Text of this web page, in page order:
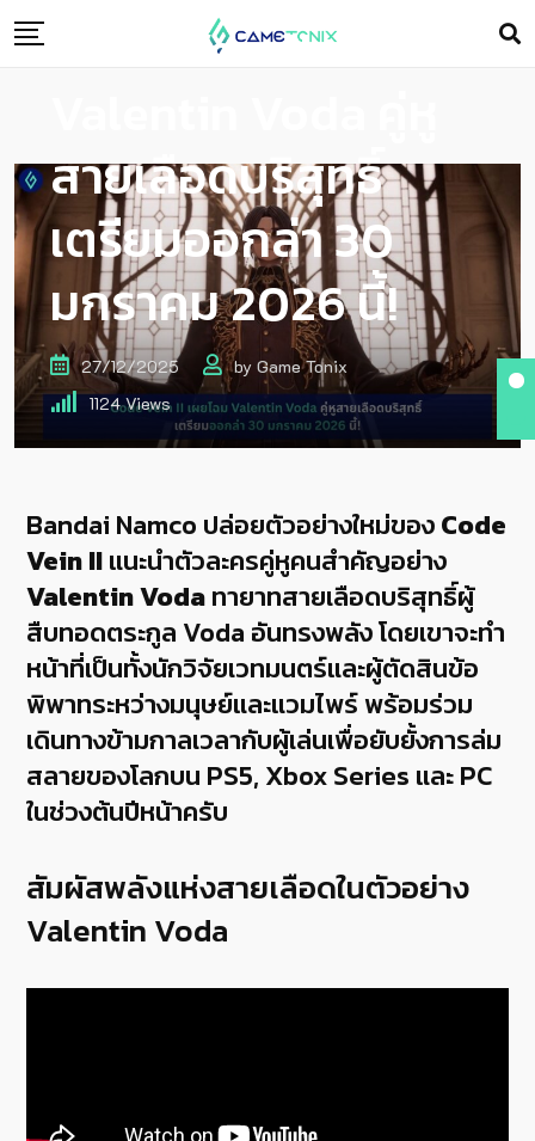
Code Vein II เผยโฉม
สายเลือดบริสุทธิ์
เตรียมออกล่า 30
มกราคม 2026 นี้!
27/12/2025 by Game Tonix
1124Views
Bandai Namco ปล่อยตัวอย่างใหม่ของCode
Vein IIแนะนำตัวละครคู่หูคนสำคัญอย่าง
Valentin Vodaทายาทสายเลือดบริสุทธิ์ผู้
สืบทอดตระกูล Voda อันทรงพลัง โดยเขาจะทำ
หน้าที่เป็นทั้งนักวิจัยเวทมนตร์และผู้ตัดสินข้อ
พิพาทระหว่างมนุษย์และแวมไพร์ พร้อมร่วม
เดินทางข้ามกาลเวลากับผู้เล่นเพื่อยับยั้งการล่ม
สลายของโลกบน PS5, Xbox Series และ PC
ในช่วงต้นปีหน้าครับ
สัมผัสพลังแห่งสายเลือดในตัวอย่าง
Valentin Voda